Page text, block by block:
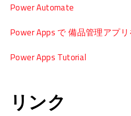
Power Automate
Power Apps で 備品管理アプリ
Power Apps Tutorial
リンク